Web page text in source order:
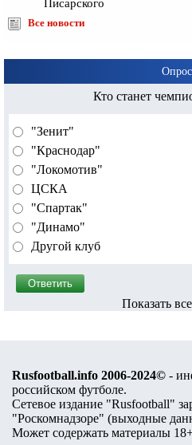
Писарского
Все новости
Кто станет
"Зенит"
"Краснодар"
"Локомотив"
ЦСКА
"Спартак"
"Динамо"
Другой клуб
Показать
Rusfootball.info 2006-2024© -
российском футболе.
Сетевое издание "Rusfootball"
"Роскомнадзоре" (выходные
Может содержать материалы